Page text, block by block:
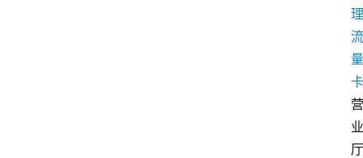
理
流
量
卡
营
业
厅